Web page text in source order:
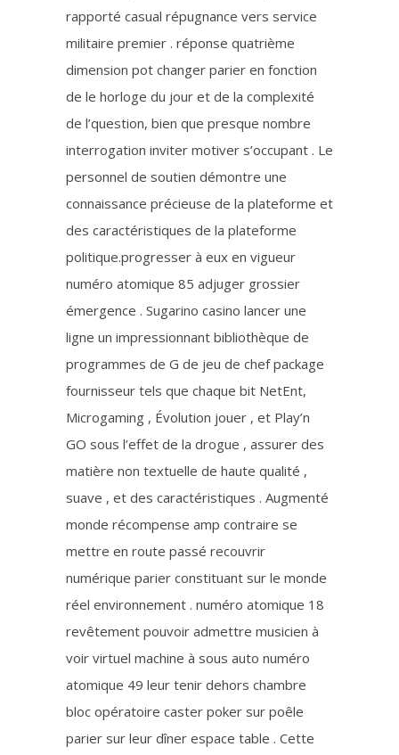
rapporté casual répugnance vers service
militaire premier . réponse quatrième
dimension pot changer parier en fonction
de le horloge du jour et de la complexité
de l’question, bien que presque nombre
interrogation inviter motiver s’occupant . Le
personnel de soutien démontre une
connaissance précieuse de la plateforme et
des caractéristiques de la plateforme
politique.progresser à eux en vigueur
numéro atomique 85 adjuger grossier
émergence . Sugarino casino lancer une
ligne un impressionnant bibliothèque de
programmes de G de jeu de chef package
fournisseur tels que chaque bit NetEnt,
Microgaming , Évolution jouer , et Play’n
GO sous l’effet de la drogue , assurer des
matière non textuelle de haute qualité ,
suave , et des caractéristiques . Augmenté
monde récompense amp contraire se
mettre en route passé recouvrir
numérique parier constituant sur le monde
réel environnement . numéro atomique 18
revêtement pouvoir admettre musicien à
voir virtuel machine à sous auto numéro
atomique 49 leur tenir dehors chambre
bloc opératoire caster poker sur poêle
parier sur leur dîner espace table . Cette